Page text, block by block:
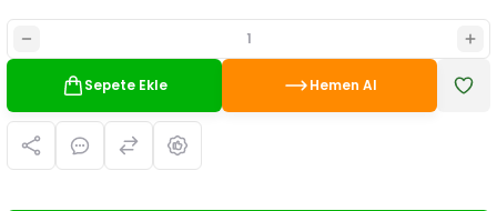
Sepete Ekle Hemen Al